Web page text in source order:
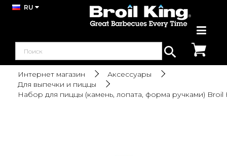
RU
Интернет магазин
Аксессуары
Для выпечки и пиццы
Набор для пиццы (камень, лопата, форма ручками) Broil